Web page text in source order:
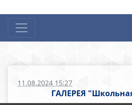
11.08.2024 15:27
ГАЛЕРЕЯ